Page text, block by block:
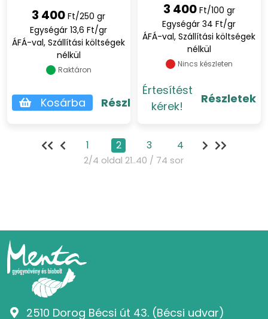
3 400 Ft/250 gr
Egységár 13,6 Ft/gr
ÁFÁ-val, Szállítási költségek
nélkül
Raktáron
Kosárba Részletek
3 400 Ft/100 gr
Egységár 34 Ft/gr
ÁFÁ-val, Szállítási költségek
nélkül
Nincs készleten
Értesítést
kérek!
Részletek
1 2 3 4
2/4 oldal 21..40 / 74 sor
2510 Dorog Bécsi út 43. (Bécsi udvar)